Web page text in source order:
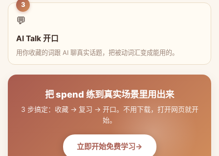
3
💬
AI Talk 开口
用你收藏的词跟 AI 聊真实话题，把被动词汇变成能用的。
把 spend 练到真实场景里用出来
3 步搞定：收藏 → 复习 → 开口。不用下载，打开网页就开
始。
立即开始免费学习